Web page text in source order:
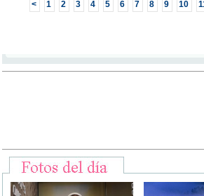
< 1 2 3 4 5 6 7 8 9 10